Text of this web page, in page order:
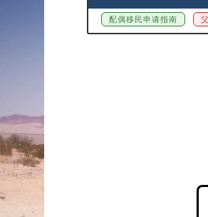
配偶移民申请指南